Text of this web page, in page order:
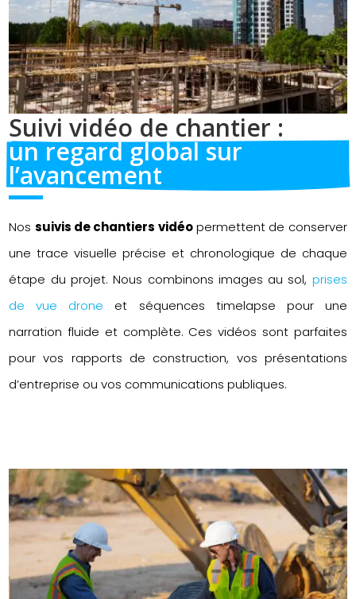
Suivi vidéo de chantier :
un regard global sur
l’avancement
Nos suivis de chantiers vidéopermettent de conserver
une trace visuelle précise et chronologique de chaque
étape du projet. Nous combinons images au sol, prises
de vue drone et séquences timelapse pour une
narration fluide et complète. Ces vidéos sont parfaites
pour vos rapports de construction, vos présentations
d’entreprise ou vos communications publiques.